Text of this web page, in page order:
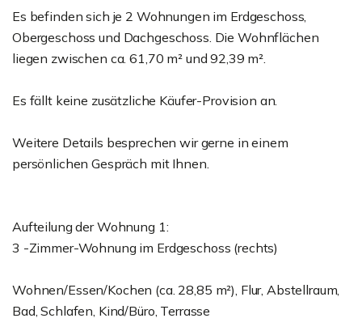
Es befinden sich je 2 Wohnungen im Erdgeschoss,
Obergeschoss und Dachgeschoss. Die Wohnflächen
liegen zwischen ca. 61,70 m² und 92,39 m².
Es fällt keine zusätzliche Käufer-Provision an.
Weitere Details besprechen wir gerne in einem
persönlichen Gespräch mit Ihnen.
Aufteilung der Wohnung 1:
3 -Zimmer-Wohnung im Erdgeschoss (rechts)
Wohnen/Essen/Kochen (ca. 28,85 m²), Flur, Abstellraum,
Bad, Schlafen, Kind/Büro, Terrasse